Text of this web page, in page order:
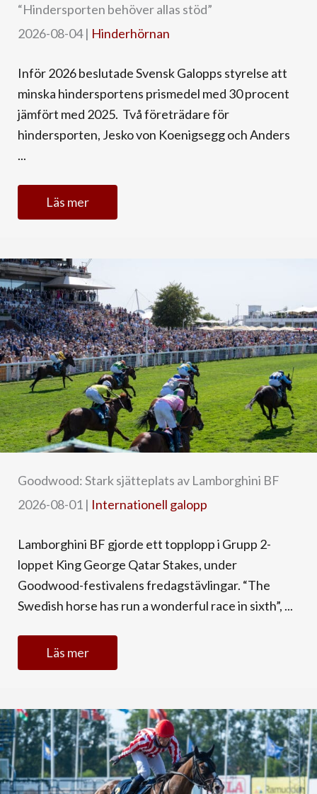
“Hindersporten behöver allas stöd”
2026-08-04| Hinderhörnan
Inför 2026 beslutade Svensk Galopps styrelse att
minska hindersportens prismedel med 30 procent
jämfört med 2025. Två företrädare för
hindersporten, Jesko von Koenigsegg och Anders
...
Läs mer
Goodwood: Stark sjätteplats av Lamborghini BF
2026-08-01 | Internationell galopp
Lamborghini BF gjorde ett topplopp i Grupp 2-
loppet King George Qatar Stakes, under
Goodwood-festivalens fredagstävlingar. “The
Swedish horse has run a wonderful race in sixth”, ...
Läs mer